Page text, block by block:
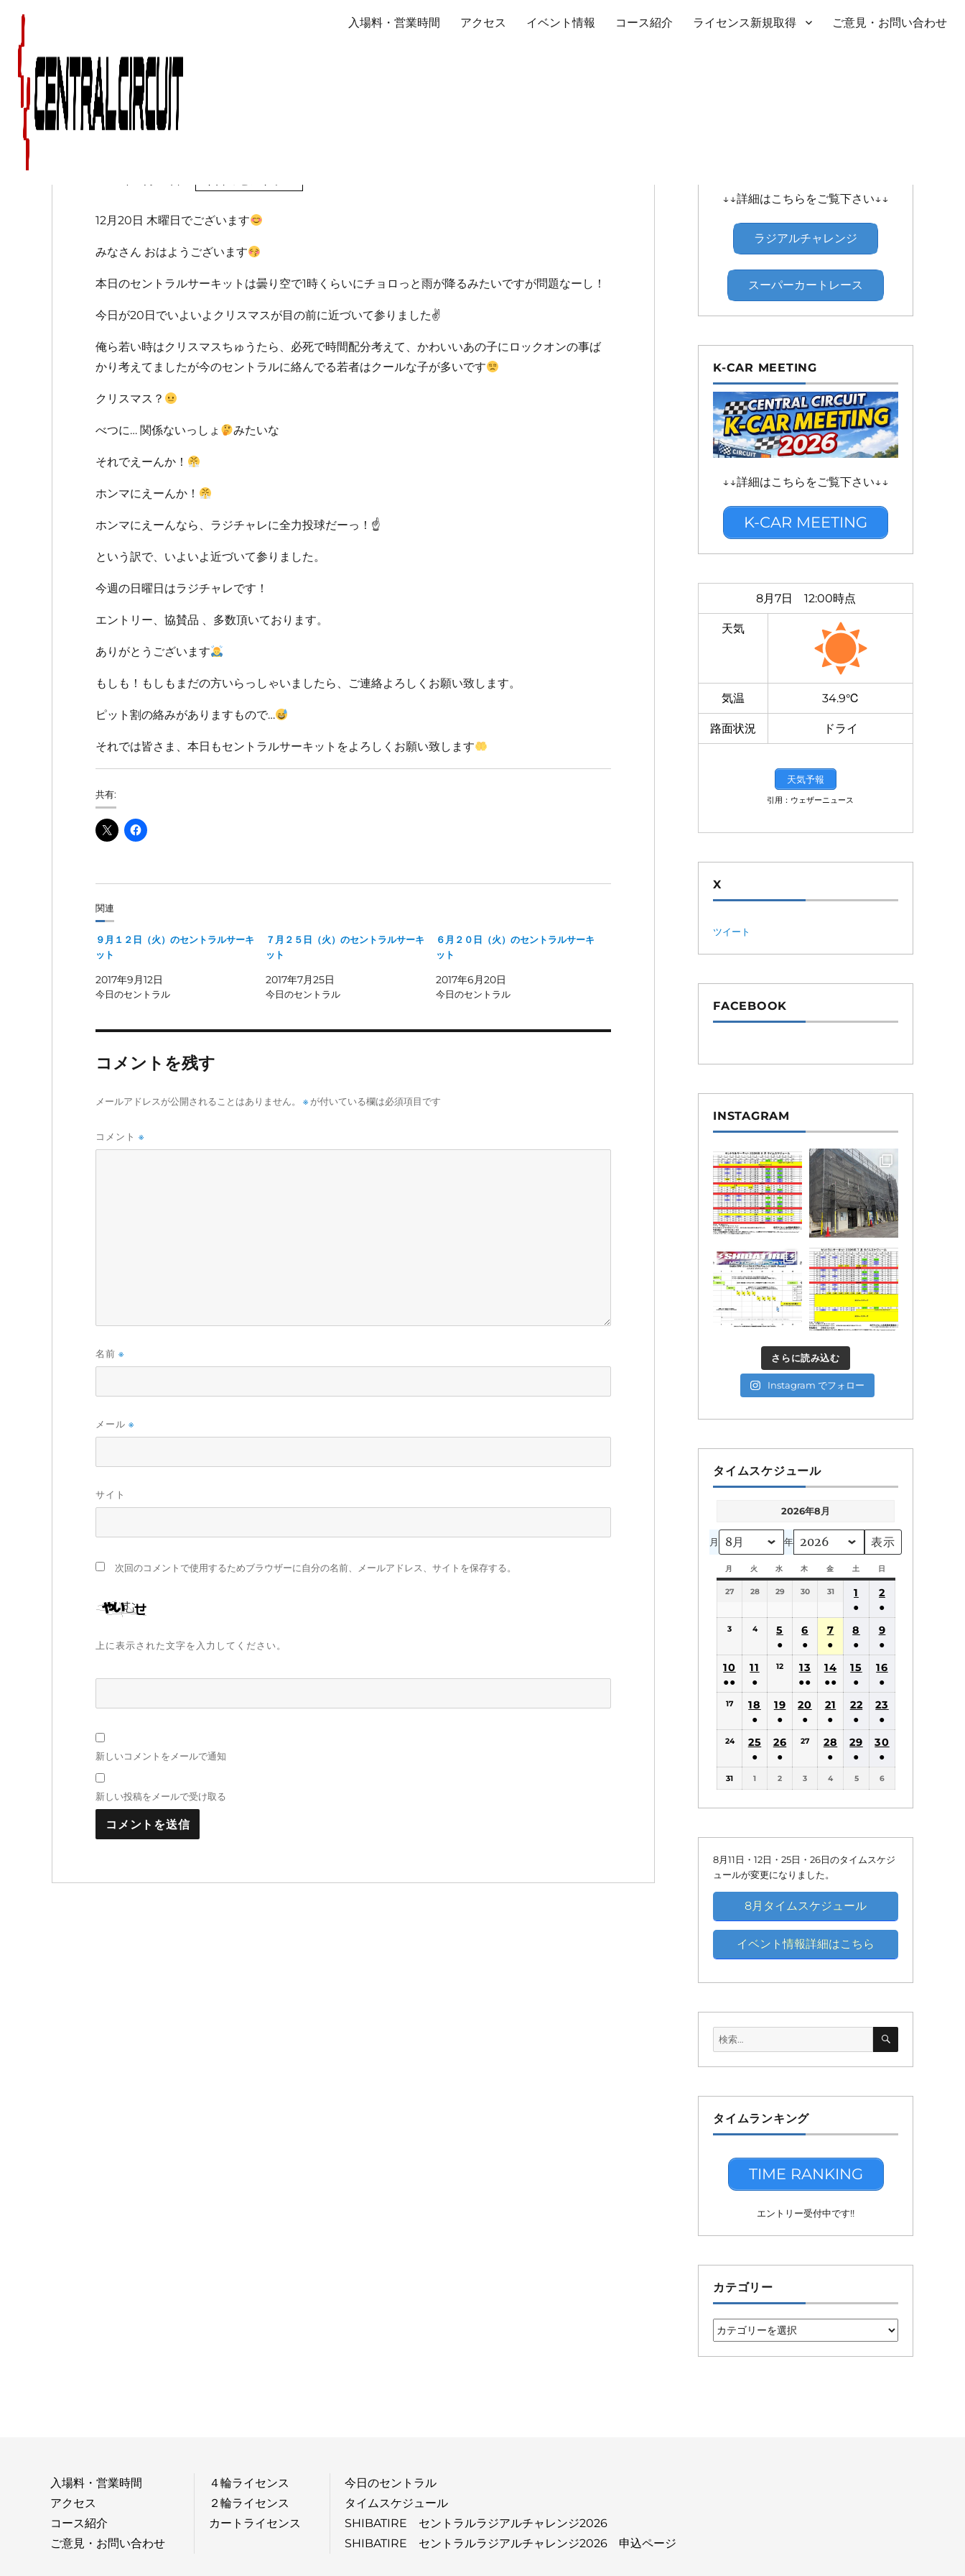
入場料・営業時間 アクセス イベント情報 コース紹介 ライセンス新規取得 ご意見・お問い合わせ
１２月２０日（木）のセントラルサーキット
12月20日 木曜日でございます
みなさん おはようございます
本日のセントラルサーキットは曇り空で1時くらいにチョロっと雨が降るみたいですが問題なーし！
今日が20日でいよいよクリスマスが目の前に近づいて参りました✌️
俺ら若い時はクリスマスちゅうたら、必死で時間配分考えて、かわいいあの子にロックオンの事ば
かり考えてましたが今のセントラルに絡んでる若者はクールな子が多いです
クリスマス？
べつに… 関係ないっしょ みたいな
それでえーんか！
ホンマにえーんか！
ホンマにえーんなら、ラジチャレに全力投球だーっ！☝️
という訳で、いよいよ近づいて参りました。
今週の日曜日はラジチャレです！
エントリー、協賛品 、多数頂いております。
ありがとうございます
もしも！もしもまだの方いらっしゃいましたら、ご連絡よろしくお願い致します。
ピット割の絡みがありますもので…
それでは皆さま、本日もセントラルサーキットをよろしくお願い致します
共有:
関連
９月１２日（火）のセントラルサーキ
ット
2017年9月12日
今日のセントラル
７月２５日（火）のセントラルサーキ
ット
2017年7月25日
今日のセントラル
６月２０日（火）のセントラルサーキ
ット
2017年6月20日
今日のセントラル
コメントを残す
メールアドレスが公開されることはありません。 ※ が付いている欄は必須項目です
コメント ※
名前 ※
メール ※
サイト
次回のコメントで使用するためブラウザーに自分の名前、メールアドレス、サイトを保存する。
上に表示された文字を入力してください。
新しいコメントをメールで通知
新しい投稿をメールで受け取る
↓↓詳細はこちらをご覧下さい↓↓
ラジアルチャレンジ
スーパーカートレース
K-CAR MEETING
↓↓詳細はこちらをご覧下さい↓↓
K-CAR MEETING
8月7日 12:00時点
天気
気温 34.9℃
路面状況 ドライ
天気予報
引用：ウェザーニュース
X
ツイート
FACEBOOK
INSTAGRAM
さらに読み込む
Instagram でフォロー
タイムスケジュール
2026年8月
月 年
月
曜
日
火
曜
日
水
曜
日
木
曜
日
金
曜
土
曜
日
曜
27 28 29 30 31
1
●
(1
件
の
イ
ベ
ン
ト)
2
●
(1
件
の
イ
ベ
ン
ト)
3 4
5
●
(1
の
イ
ベ
ン
ト)
6
●
(1
件
の
イ
ベ
ン
7
●
(1
件
の
イ
ベ
ン
ト)
8
●
(1
件
の
イ
ベ
ン
ト)
9
●
(1
件
の
イ
ベ
ン
ト)
10
●●
(2
の
イ
ン
11
●
(1
件
の
イ
ベ
ン
12
13
●●
(2
件
の
イ
ン
14
●●
(2
件
の
イ
ベ
ン
15
●
(1
件
の
イ
ベ
ン
16
●
(1
件
の
イ
ベ
ン
17
18
●
(1
件
イ
19
●
(1
件
イ
20
●
(1
イ
21
●
(1
件
イ
22
●
(1
件
イ
23
●
(1
件
イ
24
25
●
件
ベ
ン
ト)
26
●
件
ベ
ン
ト)
27
28
●
件
ベ
ン
29
●
件
ベ
ン
30
●
件
ベ
ン
31 1 2 3 4 5 6
8月11日・12日・25日・26日のタイムスケジ
ュールが変更になりました。
8月タイムスケジュール
イベント情報詳細はこちら
検
索:
検
タイムランキング
TIME RANKING
エントリー受付中です!!
カテゴリー
カ
テ
入場料・営業時間
アクセス
コース紹介
ご意見・お問い合わせ
４輪ライセンス
２輪ライセンス
カートライセンス
今日のセントラル
タイムスケジュール
SHIBATIRE セントラルラジアルチャレンジ2026
SHIBATIRE セントラルラジアルチャレンジ2026 申込ページ